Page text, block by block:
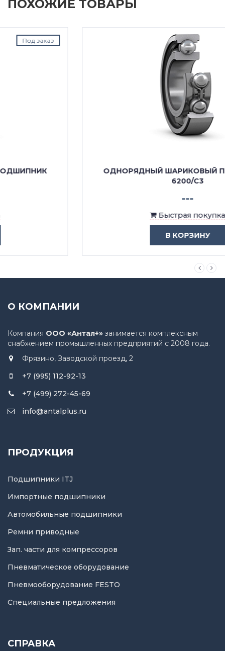
ПОХОЖИЕ ТОВАРЫ
Под заказ
ОДНОРЯДНЫЙ ШАРИКОВЫЙ ПОДШИПНИК
Быстрая покупка
О КОМПАНИИ
Компания ООО «Антал+» занимается комплексным
снабжением промышленных предприятий с 2008 года.
Фрязино, Заводской проезд, 2
+7 (995) 112-92-13
+7 (499) 272-45-69
info@antalplus.ru
ПРОДУКЦИЯ
Подшипники ITJ
Импортные подшипники
Автомобильные подшипники
Ремни приводные
Зап. части для компрессоров
Пневматическое оборудование
Пневмооборудование FESTO
Специальные предложения
СПРАВКА